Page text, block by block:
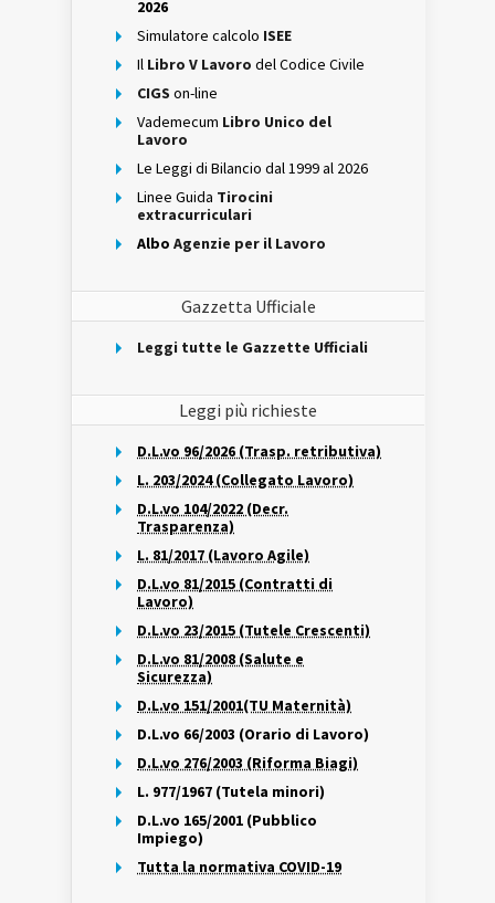
2026
Simulatore calcolo ISEE
Il Libro V Lavoro del Codice Civile
CIGS on-line
Vademecum Libro Unico del
Lavoro
Le Leggi di Bilancio dal 1999 al 2026
Linee Guida Tirocini
extracurriculari
Albo Agenzie per il Lavoro
Gazzetta Ufficiale
Leggi tutte le Gazzette Ufficiali
Leggi più richieste
D.L.vo 96/2026 (Trasp. retributiva)
L. 203/2024 (Collegato Lavoro)
D.L.vo 104/2022 (Decr.
Trasparenza)
L. 81/2017 (Lavoro Agile)
D.L.vo 81/2015 (Contratti di
Lavoro)
D.L.vo 23/2015 (Tutele Crescenti)
D.L.vo 81/2008 (Salute e
Sicurezza)
D.L.vo 151/2001(TU Maternità)
D.L.vo 66/2003 (Orario di Lavoro)
D.L.vo 276/2003 (Riforma Biagi)
L. 977/1967 (Tutela minori)
D.L.vo 165/2001 (Pubblico
Impiego)
Tutta la normativa COVID-19